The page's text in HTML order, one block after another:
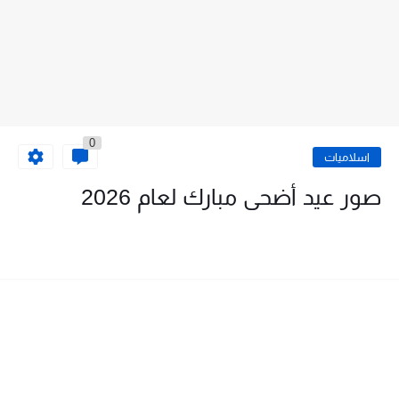
اسلاميات
0
صور عيد أضحى مبارك لعام 2026